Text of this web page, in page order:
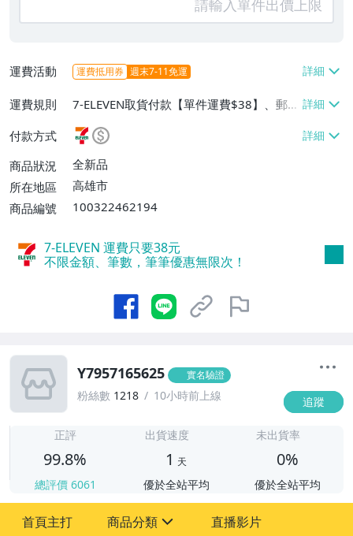
運費活動 運費抵用券 週末7-11免運
運費規則
7-ELEVEN取貨付款【單件運費$38】、郵局
掛號【單件運費$65】、離島配送【單件運
費$65】、面交/自取/不寄送【免運費】
付款方式
商品狀況
全新品
所在地區
高雄市
商品編號
100322462194
7-ELEVEN 運費只要38元
不限金額、筆數，筆筆優惠無限次！
Y7957165625 實名驗證
粉絲數 1218 10小時前上線 追蹤
正評
99.8%
總評價 6061
出貨速度
1 天
優於全站平均
未出貨率
0%
優於全站平均
首頁主打 商品分類 直播影片